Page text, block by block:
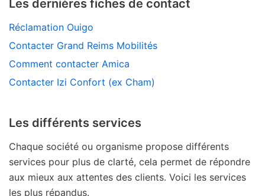
Les dernières fiches de contact
Réclamation Ouigo
Contacter Grand Reims Mobilités
Comment contacter Amica
Contacter Izi Confort (ex Cham)
Les différents services
Chaque société ou organisme propose différents
services pour plus de clarté, cela permet de répondre
aux mieux aux attentes des clients. Voici les services
les plus répandus.